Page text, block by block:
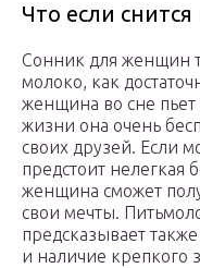
Что если
Сонник для женщин
молоко, как
женщина во сне пьет
жизни она очень
своих друзей. Если
предстоит нелегкая
женщина сможет
свои мечты.
предсказывает
и наличие крепкого